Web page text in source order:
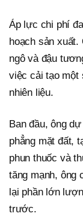
Áp lực chi phí
hoạch sản xuất.
ngô và đậu
việc cải tạo một
nhiên liệu.
Ban đầu, ông
phẳng mặt đất,
phun thuốc và
tăng mạnh, ông
lại phần lớn
trước.